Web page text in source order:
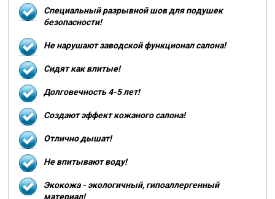
Специальный разрывной шов для подушек
безопасности!
Не нарушают заводской функционал салона!
Сидят как влитые!
Долговечность 4-5 лет!
Создают эффект кожаного салона!
Отлично дышат!
Не впитывают воду!
Экокожа - экологичный, гипоаллергенный
материал!